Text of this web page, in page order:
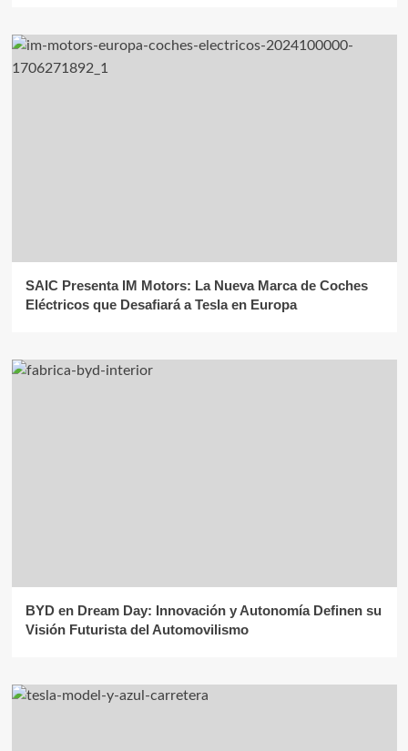
SAIC Presenta IM Motors: La Nueva Marca de Coches
Eléctricos que Desafiará a Tesla en Europa
BYD en Dream Day: Innovación y Autonomía Definen su
Visión Futurista del Automovilismo